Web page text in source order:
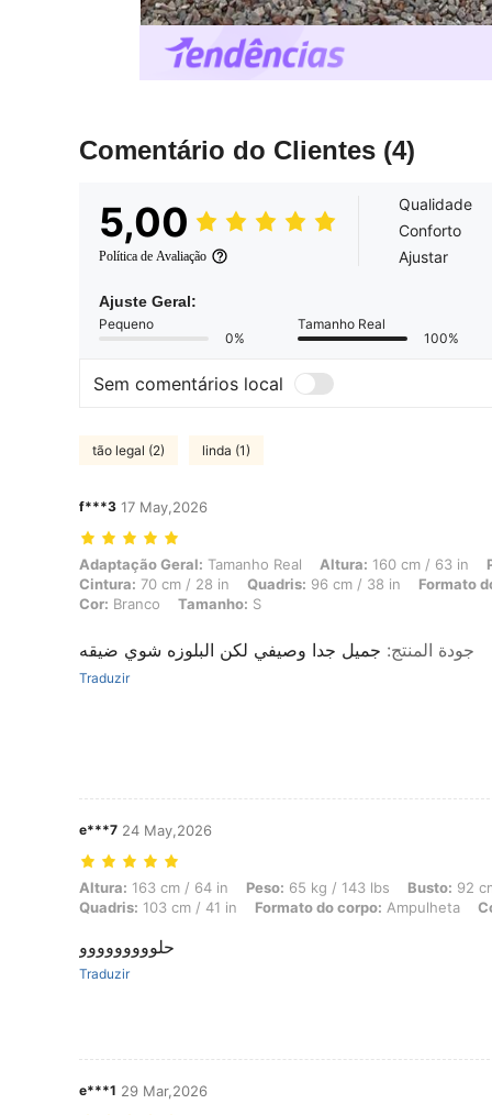
Comentário do Clientes (4)
5,00
Política de Avaliação
Qualidade
Conforto
Ajustar
Ajuste Geral:
Pequeno
0%
Tamanho Real
100%
Sem comentários local
tão legal (2) linda (1)
f***3 17 May,2026
Adaptação Geral: Tamanho Real, Altura: 160 cm / 63 in, Peso: 53
Adaptação Geral: Tamanho Real Altura: 160 cm / 63 in
Cintura: 70 cm / 28 in Quadris: 96 cm / 38 in Formato
Cor: Branco Tamanho: S
جودة المنتج: جميل جدا وصيفي لكن البلوزه شوي ضيقه
Traduzir
e***7 24 May,2026
Altura: 163 cm / 64 in, Peso: 65 kg / 143 lbs, Busto: 92 cm / 36 in,
Altura: 163 cm / 64 in Peso: 65 kg / 143 lbs Busto: 92
Quadris: 103 cm / 41 in Formato do corpo: Ampulheta
حلووووووووو
Traduzir
e***1 29 Mar,2026